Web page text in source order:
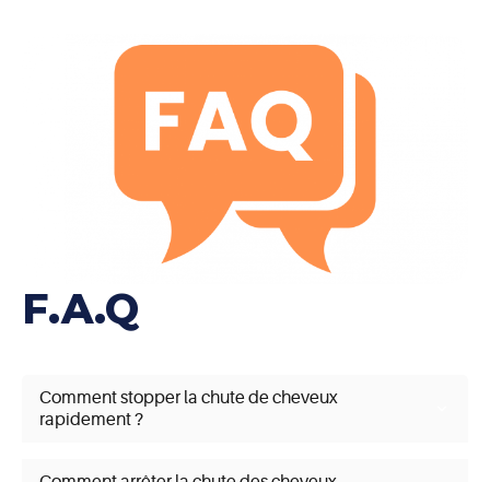
F.A.Q
Comment stopper la chute de cheveux
rapidement ?